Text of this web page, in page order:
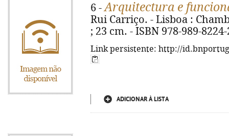
6 -Arquitectura e
Rui Carriço. - Lisboa :
; 23 cm. - ISBN 978-989-
Link persistente: http://
ADICIONAR À LISTA